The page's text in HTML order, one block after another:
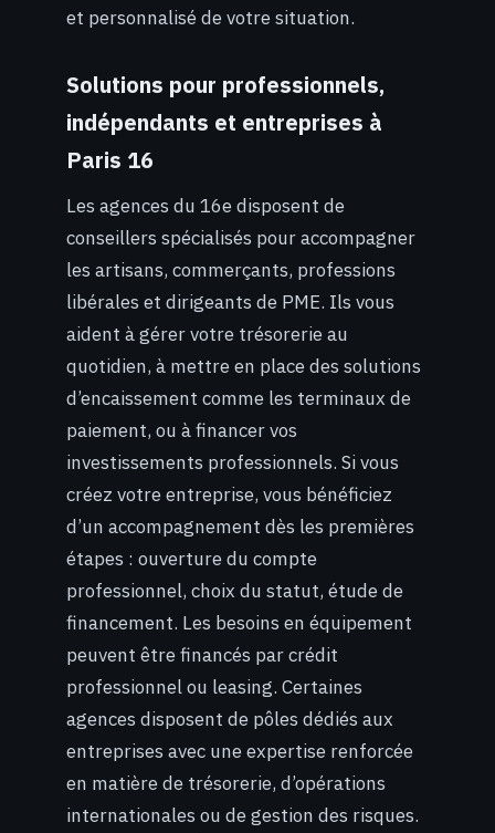
et personnalisé de votre situation.
Solutions pour professionnels,
indépendants et entreprises à
Paris 16
Les agences du 16e disposent de
conseillers spécialisés pour accompagner
les artisans, commerçants, professions
libérales et dirigeants de PME. Ils vous
aident à gérer votre trésorerie au
quotidien, à mettre en place des solutions
d’encaissement comme les terminaux de
paiement, ou à financer vos
investissements professionnels. Si vous
créez votre entreprise, vous bénéficiez
d’un accompagnement dès les premières
étapes : ouverture du compte
professionnel, choix du statut, étude de
financement. Les besoins en équipement
peuvent être financés par crédit
professionnel ou leasing. Certaines
agences disposent de pôles dédiés aux
entreprises avec une expertise renforcée
en matière de trésorerie, d’opérations
internationales ou de gestion des risques.